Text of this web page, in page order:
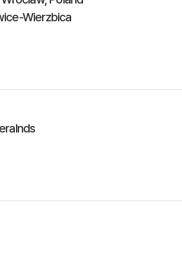
Wierzbica